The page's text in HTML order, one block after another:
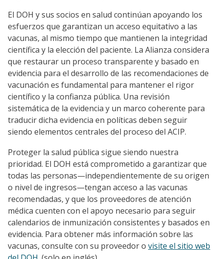
El DOH y sus socios en salud continúan apoyando los
esfuerzos que garantizan un acceso equitativo a las
vacunas, al mismo tiempo que mantienen la integridad
científica y la elección del paciente. La Alianza considera
que restaurar un proceso transparente y basado en
evidencia para el desarrollo de las recomendaciones de
vacunación es fundamental para mantener el rigor
científico y la confianza pública. Una revisión
sistemática de la evidencia y un marco coherente para
traducir dicha evidencia en políticas deben seguir
siendo elementos centrales del proceso del ACIP.
Proteger la salud pública sigue siendo nuestra
prioridad. El DOH está comprometido a garantizar que
todas las personas—independientemente de su origen
o nivel de ingresos—tengan acceso a las vacunas
recomendadas, y que los proveedores de atención
médica cuenten con el apoyo necesario para seguir
calendarios de inmunización consistentes y basados en
evidencia. Para obtener más información sobre las
vacunas, consulte con su proveedor o visite el sitio web